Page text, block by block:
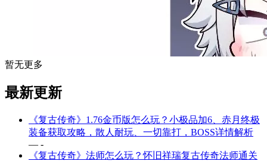
暂无更多
最新更新
《复古传奇》1.76金币版怎么玩？小极品加6、赤月终极
装备获取攻略，散人耐玩、一切靠打，BOSS详情解析
— -
《复古传奇》法师怎么玩？怀旧祥瑞复古传奇法师通关